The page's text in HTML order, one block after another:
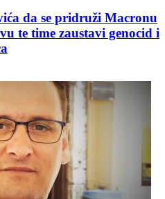
da se pridruži Macronu
te time zaustavi genocid i